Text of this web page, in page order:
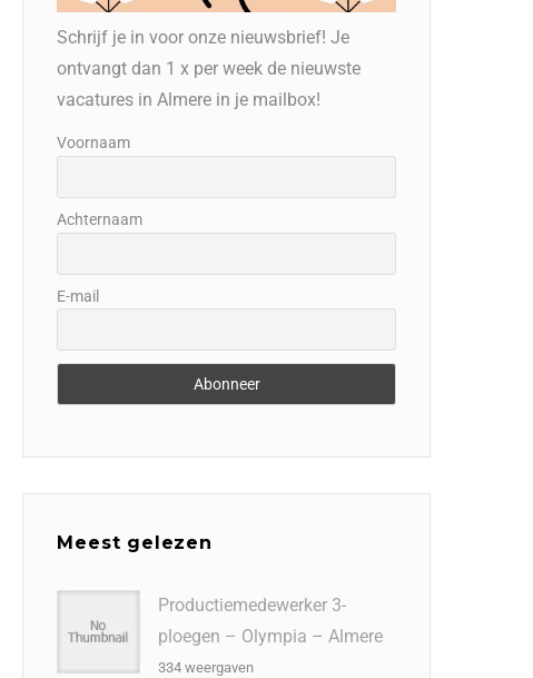
Schrijf je in voor onze nieuwsbrief! Je
ontvangt dan 1 x per week de nieuwste
vacatures in Almere in je mailbox!
Voornaam
Achternaam
E-mail
Meest gelezen
Productiemedewerker 3-
ploegen – Olympia – Almere
334 weergaven